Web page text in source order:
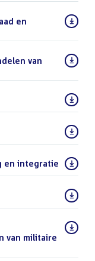
en
van
en integratie
van militaire